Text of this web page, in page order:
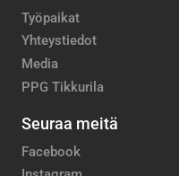
Työpaikat
Yhteystiedot
Media
PPG Tikkurila
Seuraa meitä
Facebook